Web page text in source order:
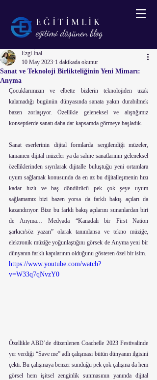
EĞİTİMLİK
eğitimi düşünen blog
Sanat ve Teknoloji Birlikteliğinin Yeni Mimarı:
Anyma
Ezgi İnal
10 May 2023 1 dakikada okunur
Çocuklarımızın ve elbette bizlerin teknolojiden uzak
kalamadığı bugünün dünyasında sanata yakın durabilmek
bazen zorlaşıyor. Özellikle geleneksel ve alıştığımız
konseptlerde sanatı daha dar kapsamda görmeye başladık.
Sanat eserlerinin dijital formlarda sergilendiği müzeler,
tamamen dijital müzeler ya da sahne sanatlarının geleneksel
özelliklerinden sıyrılarak dijitalle buluştuğu yeni ortamlara
uyum sağlamak konusunda da en az bu dijitalleşmenin hızı
kadar hızlı ve baş döndürücü pek çok şeye uyum
sağlamamız bizi bazen yorsa da farklı bakış açıları da
kazandırıyor. Bize bu farklı bakış açılarını sunanlardan biri
de Anyma… Medyada “Kanadalı bir First Nation
şarkıcı/söz yazarı” olarak tanımlansa ve tekno müziğe,
elektronik müziğe yoğunlaştığını görsek de Anyma yeni bir
dünyanın farklı kapılarının olduğunu gösteren özel bir isim.
https://www.youtube.com/watch?
v=W33q7qNvzY0
Özellikle ABD’de düzenlenen Coachelle 2023 Festivalinde
yer verdiği “Save me” adlı çalışması bütün dünyanın ilgisini
çekti. Bu çalışmaya benzer sunduğu pek çok çalışma da hem
görsel hem işitsel zenginlik sunmasının yanında dijital